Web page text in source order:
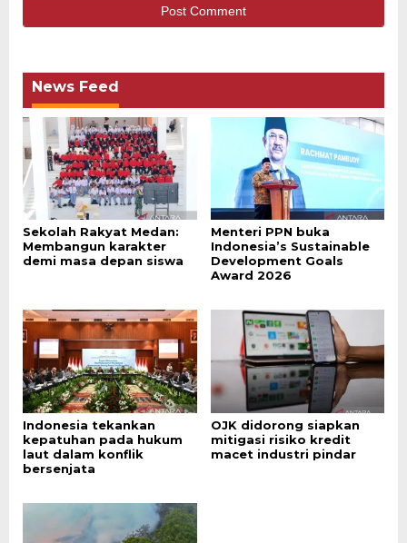
News Feed
Sekolah Rakyat Medan:
Membangun karakter
demi masa depan siswa
Menteri PPN buka
Indonesia’s Sustainable
Development Goals
Award 2026
Indonesia tekankan
kepatuhan pada hukum
laut dalam konflik
bersenjata
OJK didorong siapkan
mitigasi risiko kredit
macet industri pindar